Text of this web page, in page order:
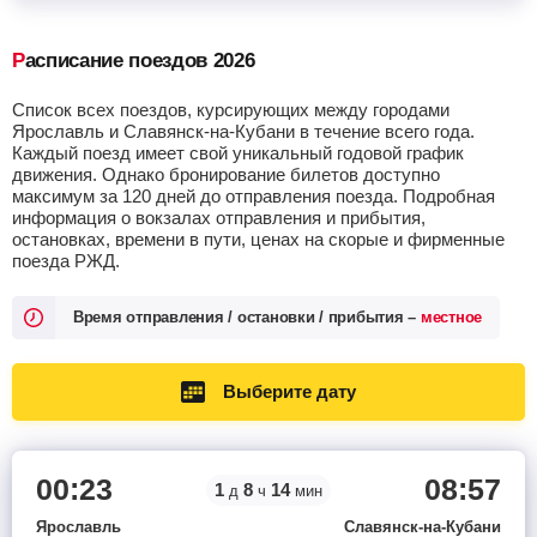
Расписание поездов 2026
Список всех поездов, курсирующих между городами
Ярославль и Славянск-на-Кубани в течение всего года.
Каждый поезд имеет свой уникальный годовой график
движения. Однако бронирование билетов доступно
максимум за 120 дней до отправления поезда. Подробная
информация о вокзалах отправления и прибытия,
остановках, времени в пути, ценах на скорые и фирменные
поезда РЖД.
Время отправления / остановки / прибытия – местное
Выберите дату
00:23
Ярославль
1 д 8 ч 14 мин 08:57
Славянск-на-Кубани